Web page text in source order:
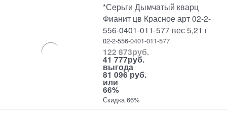
*Серьги Дымчатый кварц
Фианит цв Красное арт 02-2-
556-0401-011-577 вес 5,21 г
02-2-556-0401-011-577
122 873руб.
41 777руб.
выгода
81 096 руб.
или
66%
Скидка 66%